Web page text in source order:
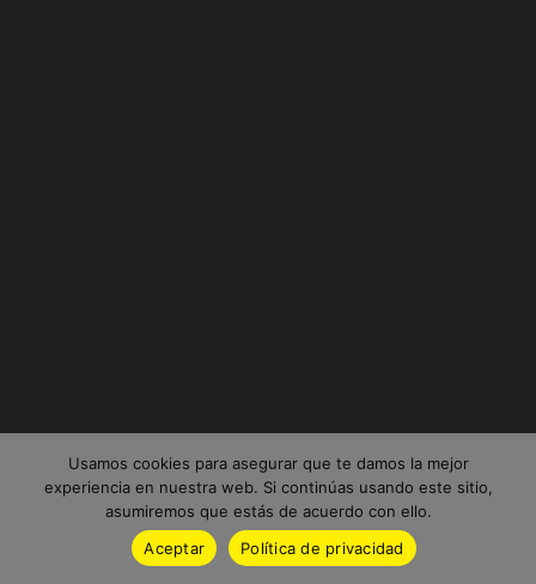
Usamos cookies para asegurar que te damos la mejor
experiencia en nuestra web. Si continúas usando este sitio,
asumiremos que estás de acuerdo con ello.
Aceptar
Política de privacidad